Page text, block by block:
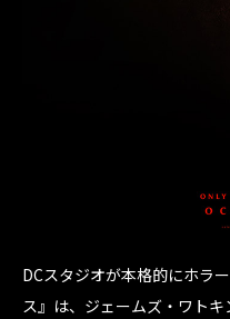
DCスタジオが本格的にホラ
ス』は、ジェームズ・ワトキ